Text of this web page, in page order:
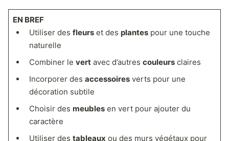
EN BREF
Utiliser des fleurset des plantespour une touche
naturelle
Combiner le vertavec d’autres couleursclaires
Incorporer des accessoiresverts pour une
décoration subtile
Choisir des meublesen vert pour ajouter du
caractère
Utiliser des tableaux ou des murs végétaux pour